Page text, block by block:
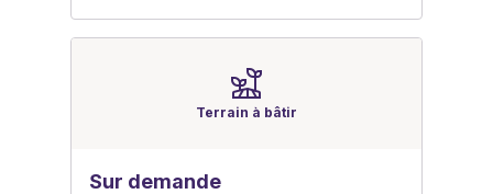
Terrain à bâtir
Sur demande